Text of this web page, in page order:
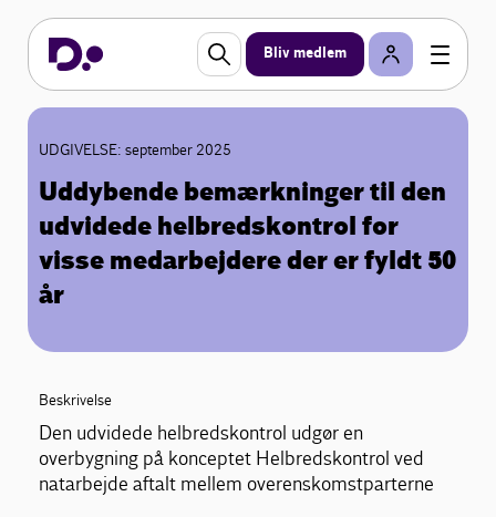
Bliv medlem
UDGIVELSE: september 2025
Uddybende bemærkninger til den
udvidede helbredskontrol for
visse medarbejdere der er fyldt 50
år
Beskrivelse
Den udvidede helbredskontrol udgør en
overbygning på konceptet Helbredskontrol ved
natarbejde aftalt mellem overenskomstparterne